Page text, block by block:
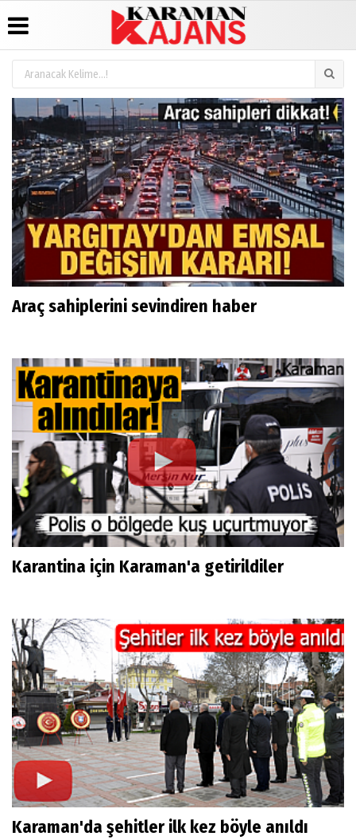
Üye Paneli
Haber
Arşivi
Günün
Haberleri
Hava
Durumu
Gazete
Manşetleri
Anketler
Biyografiler
Köşe
Yazarları
Video
Galeri
Foto
Galeri
Künye
İletişim
Çerez
Politikası
Gizlilik
İlkeleri
Araç sahiplerini sevindiren haber
Karantina için Karaman'a getirildiler
Karaman'da şehitler ilk kez böyle anıldı